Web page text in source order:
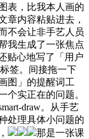
表，比我本人画的
章内容粘贴进去，
不会让非手艺人员
我生成了一张焦点
贴心地写了「用户
签。间接拖一下
图」的提醒词工
个实正在的问题。
draw。从手艺
处理具体小问题的
那是一张课